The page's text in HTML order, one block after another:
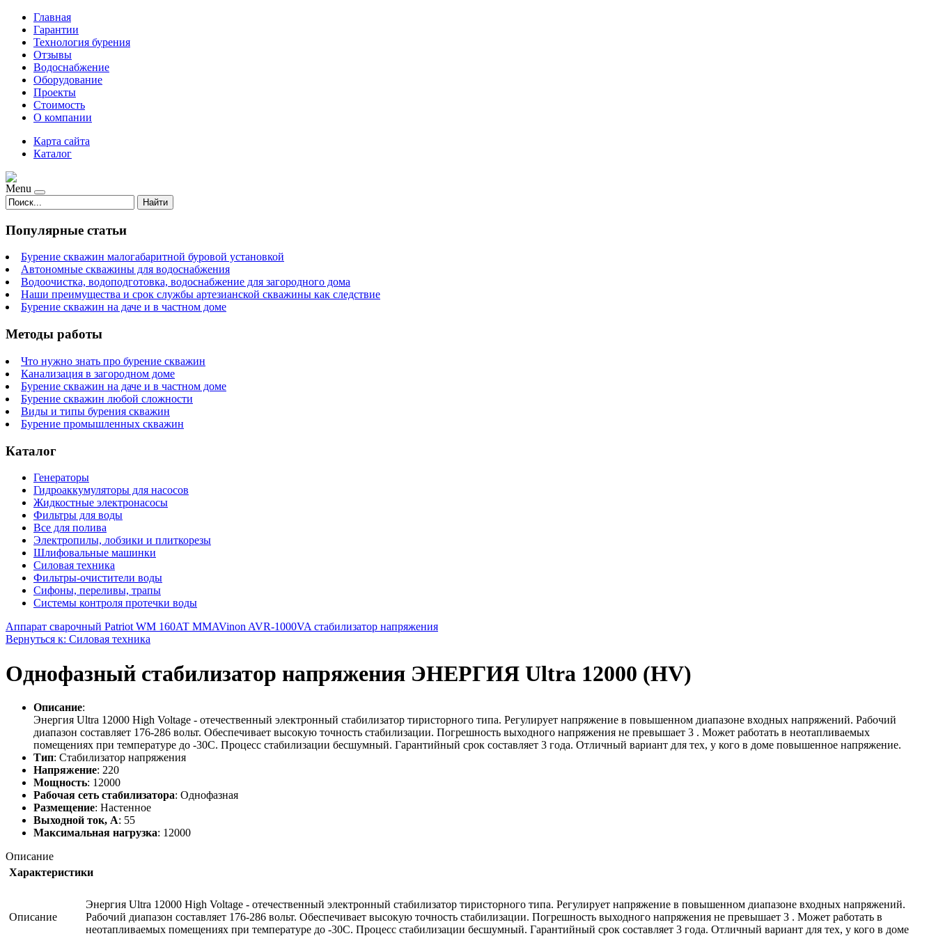
Главная
Гарантии
Технология бурения
Отзывы
Водоснабжение
Оборудование
Проекты
Стоимость
О компании
Карта сайта
Каталог
Menu
Найти
Популярные статьи
Бурение скважин малогабаритной буровой установкой
Автономные скважины для водоснабжения
Водоочистка, водоподготовка, водоснабжение для загородного дома
Наши преимущества и срок службы артезианской скважины как следствие
Бурение скважин на даче и в частном доме
Методы работы
Что нужно знать про бурение скважин
Канализация в загородном доме
Бурение скважин на даче и в частном доме
Бурение скважин любой сложности
Виды и типы бурения скважин
Бурение промышленных скважин
Каталог
Генераторы
Гидроаккумуляторы для насосов
Жидкостные электронасосы
Фильтры для воды
Все для полива
Электропилы, лобзики и плиткорезы
Шлифовальные машинки
Силовая техника
Фильтры-очистители воды
Сифоны, переливы, трапы
Системы контроля протечки воды
Аппарат сварочный Patriot WM 160AT MMAVinon AVR-1000VA стабилизатор напряжения
Вернуться к: Силовая техника
Однофазный стабилизатор напряжения ЭНЕРГИЯ Ultra 12000 (HV)
Описание:
Энергия Ultra 12000 High Voltage - отечественный электронный стабилизатор тиристорного типа. Регулирует напряжение в повышенном диапазоне входных напряжений. Рабочий
диапазон составляет 176-286 вольт. Обеспечивает высокую точность стабилизации. Погрешность выходного напряжения не превышает 3 . Может работать в неотапливаемых
помещениях при температуре до -30С. Процесс стабилизации бесшумный. Гарантийный срок составляет 3 года. Отличный вариант для тех, у кого в доме повышенное напряжение.
Тип: Стабилизатор напряжения
Напряжение: 220
Мощность: 12000
Рабочая сеть стабилизатора: Однофазная
Размещение: Настенное
Выходной ток, А: 55
Максимальная нагрузка: 12000
Описание
Характеристики
Описание
Энергия Ultra 12000 High Voltage - отечественный электронный стабилизатор тиристорного типа. Регулирует напряжение в повышенном диапазоне входных напряжений.
Рабочий диапазон составляет 176-286 вольт. Обеспечивает высокую точность стабилизации. Погрешность выходного напряжения не превышает 3 . Может работать в
неотапливаемых помещениях при температуре до -30С. Процесс стабилизации бесшумный. Гарантийный срок составляет 3 года. Отличный вариант для тех, у кого в доме